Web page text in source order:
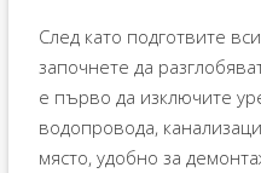
След като подготвите
започнете да
е първо да изключите
водопровода,
място, удобно за